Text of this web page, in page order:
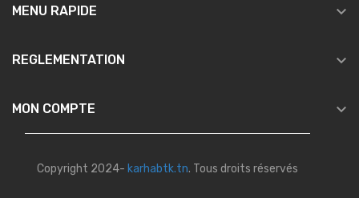
MENU RAPIDE 
REGLEMENTATION 
MON COMPTE 
Copyright 2024- karhabtk.tn. Tous droits réservés